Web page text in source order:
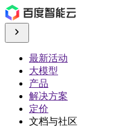
最新活动
大模型
产品
解决方案
定价
文档与社区